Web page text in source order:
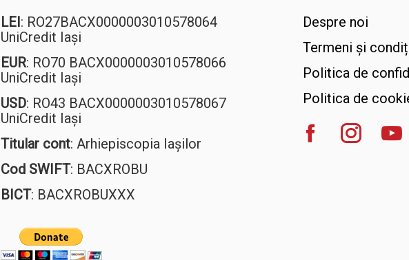
LEI: RO27BACX0000003010578064
UniCredit Iași
EUR: RO70 BACX0000003010578066
UniCredit Iași
USD: RO43 BACX0000003010578067
UniCredit Iași
Titular cont: Arhiepiscopia Iașilor
Cod SWIFT: BACXROBU
BICT: BACXROBUXXX
Despre noi
Termeni și
Politica de
Politica de